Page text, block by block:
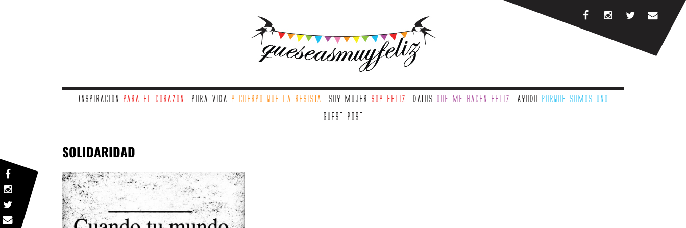
Inspiración para el corazón Pura vida y cuerpo que la resista Soy mujer soy feliz Datos que me hacen feliz Ayudo porque somos uno
Guest Post
SOLIDARIDAD